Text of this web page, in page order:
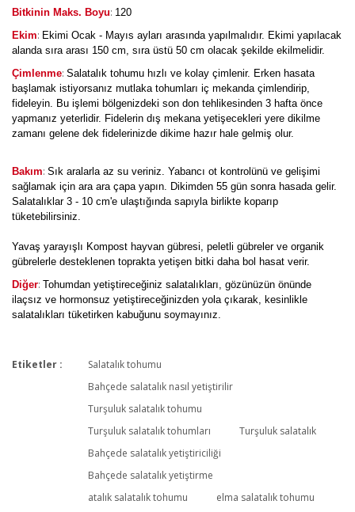
Bitkinin Maks. Boyu: 120
Ekim: Ekimi Ocak - Mayıs ayları arasında yapılmalıdır. Ekimi yapılacak
alanda sıra arası 150 cm, sıra üstü 50 cm olacak şekilde ekilmelidir.
Çimlenme: Salatalık tohumu hızlı ve kolay çimlenir. Erken hasata
başlamak istiyorsanız mutlaka tohumları iç mekanda çimlendirip,
fideleyin. Bu işlemi bölgenizdeki son don tehlikesinden 3 hafta önce
yapmanız yeterlidir. Fidelerin dış mekana yetişecekleri yere dikilme
zamanı gelene dek fidelerinizde dikime hazır hale gelmiş olur.
Bakım: Sık aralarla az su veriniz. Yabancı ot kontrolünü ve gelişimi
sağlamak için ara ara çapa yapın. Dikimden 55 gün sonra hasada gelir.
Salatalıklar 3 - 10 cm'e ulaştığında sapıyla birlikte koparıp
tüketebilirsiniz.
Yavaş yarayışlı Kompost hayvan gübresi, peletli gübreler ve organik
gübrelerle desteklenen toprakta yetişen bitki daha bol hasat verir.
Diğer: Tohumdan yetiştireceğiniz salatalıkları, gözünüzün önünde
ilaçsız ve hormonsuz yetiştireceğinizden yola çıkarak, kesinlikle
salatalıkları tüketirken kabuğunu soymayınız.
Bu ürüne ilk yorumu siz yapın!
Yorum Yaz
Etiketler :
Salatalık tohumu
Bahçede salatalık nasıl yetiştirilir
Turşuluk salatalık tohumu
Turşuluk salatalık tohumları
Turşuluk salatalık
Bahçede salatalık yetiştiriciliği
Bahçede salatalık yetiştirme
atalık salatalık tohumu
elma salatalık tohumu